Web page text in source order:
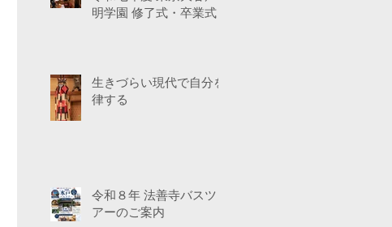
明学園 修了式・卒業式
生きづらい現代で自分を
律する
令和８年 法善寺バスツ
アーのご案内